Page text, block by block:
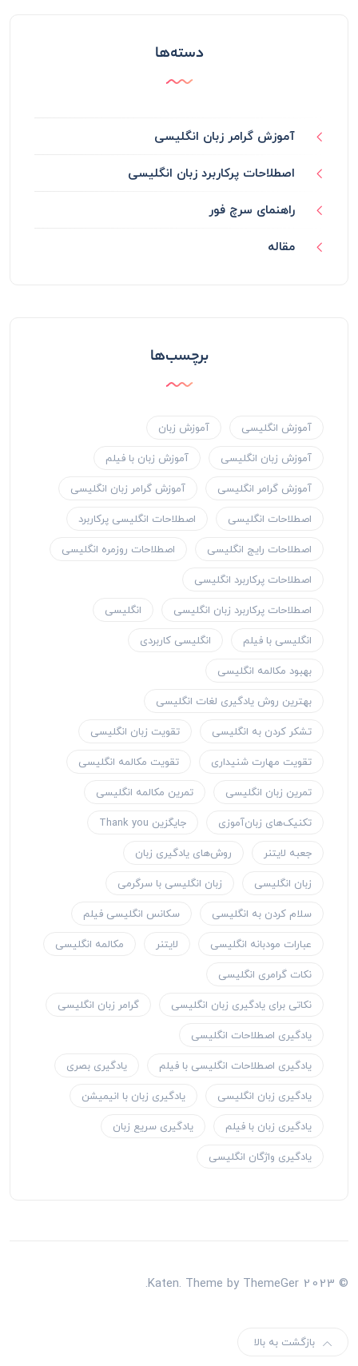
دسته‌ها
آموزش گرامر زبان انگلیسی
اصطلاحات پرکاربرد زبان انگلیسی
راهنمای سرچ فور
مقاله
برچسب‌ها
آموزش انگلیسی
آموزش زبان
آموزش زبان انگلیسی
آموزش زبان با فیلم
آموزش گرامر انگلیسی
آموزش گرامر زبان انگلیسی
اصطلاحات انگلیسی
اصطلاحات انگلیسی پرکاربرد
اصطلاحات رایج انگلیسی
اصطلاحات روزمره انگلیسی
اصطلاحات پرکاربرد انگلیسی
اصطلاحات پرکاربرد زبان انگلیسی
انگلیسی
انگلیسی با فیلم
انگلیسی کاربردی
بهبود مکالمه انگلیسی
بهترین روش یادگیری لغات انگلیسی
تشکر کردن به انگلیسی
تقویت زبان انگلیسی
تقویت مهارت شنیداری
تقویت مکالمه انگلیسی
تمرین زبان انگلیسی
تمرین مکالمه انگلیسی
تکنیک‌های زبان‌آموزی
جایگزین Thank you
جعبه لایتنر
روش‌های یادگیری زبان
زبان انگلیسی
زبان انگلیسی با سرگرمی
سلام کردن به انگلیسی
سکانس انگلیسی فیلم
عبارات مودبانه انگلیسی
لایتنر
مکالمه انگلیسی
نکات گرامری انگلیسی
نکاتی برای یادگیری زبان انگلیسی
گرامر زبان انگلیسی
یادگیری اصطلاحات انگلیسی
یادگیری اصطلاحات انگلیسی با فیلم
یادگیری بصری
یادگیری زبان انگلیسی
یادگیری زبان با انیمیشن
یادگیری زبان با فیلم
یادگیری سریع زبان
یادگیری واژگان انگلیسی
© 2023 Katen. Theme by ThemeGer.
بازگشت به بالا